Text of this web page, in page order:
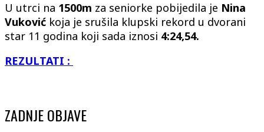
U utrci na 1500m za seniorke pobijedila je Nina
Vuković koja je srušila klupski rekord u dvorani
star 11 godina koji sada iznosi 4:24,54.
REZULTATI :
ZADNJE OBJAVE